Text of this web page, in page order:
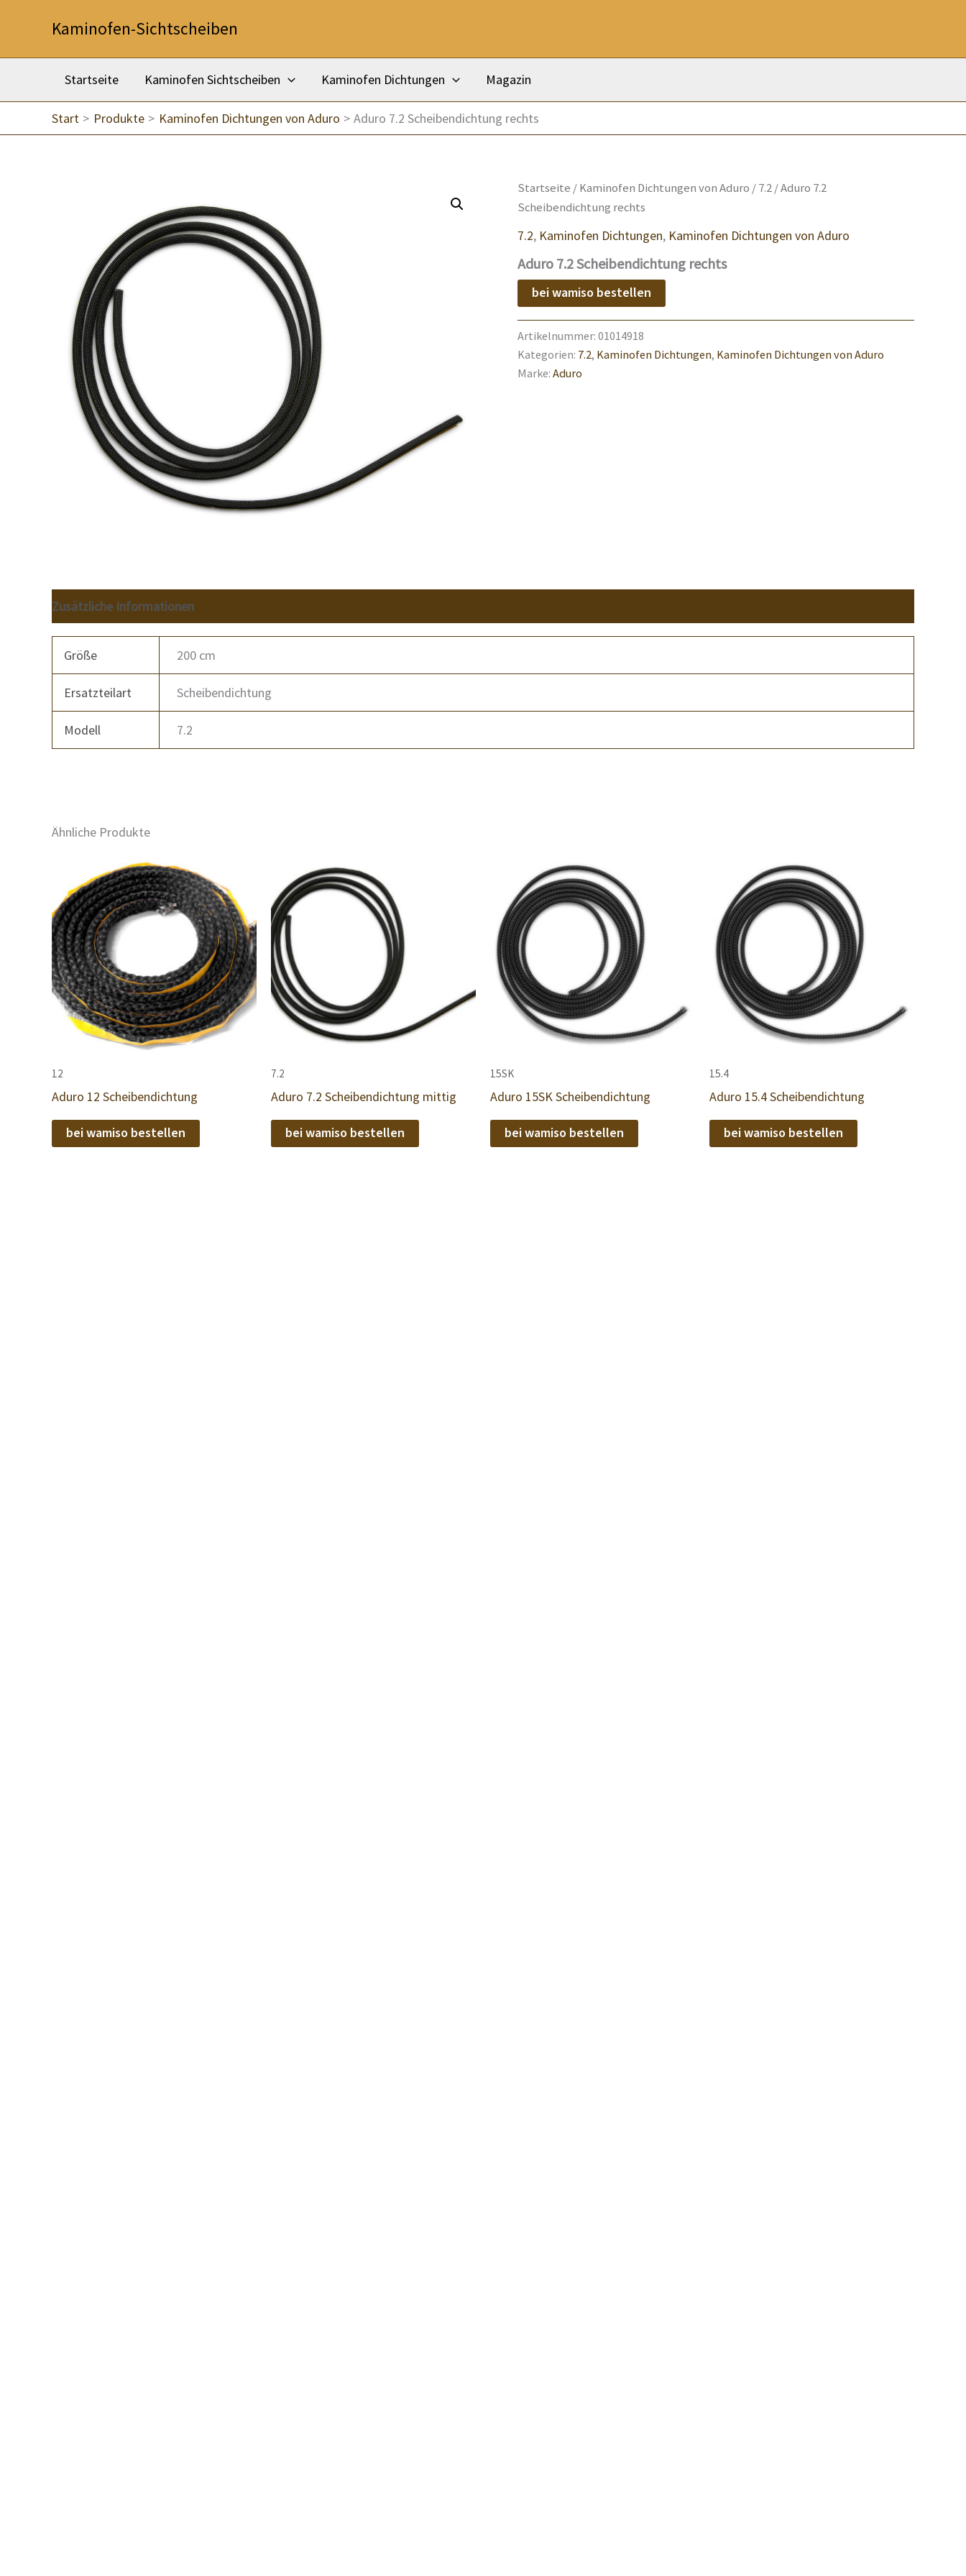
Kaminofen-Sichtscheiben
Startseite Kaminofen Sichtscheiben Kaminofen Dichtungen Magazin
Start Produkte Kaminofen Dichtungen von Aduro Aduro 7.2 Scheibendichtung rechts
Startseite /Kaminofen Dichtungen von Aduro /7.2/ Aduro 7.2
Scheibendichtung rechts
7.2, Kaminofen Dichtungen, Kaminofen Dichtungen von Aduro
Aduro 7.2 Scheibendichtung rechts
bei wamiso bestellen
Artikelnummer: 01014918
Kategorien: 7.2, Kaminofen Dichtungen, Kaminofen Dichtungen von Aduro
Marke: Aduro
Zusätzliche Informationen
Größe 200 cm
Ersatzteilart Scheibendichtung
Modell 7.2
Ähnliche Produkte
12
Aduro 12 Scheibendichtung
bei wamiso bestellen
7.2
Aduro 7.2 Scheibendichtung mittig
bei wamiso bestellen
15SK
Aduro 15SK Scheibendichtung
bei wamiso bestellen
15.4
Aduro 15.4 Scheibendichtung
bei wamiso bestellen